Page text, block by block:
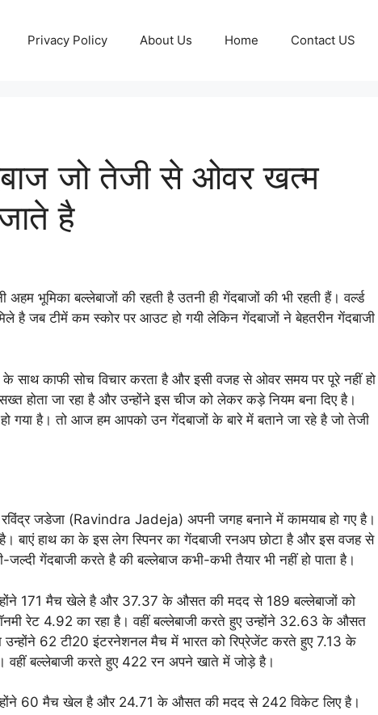
Privacy Policy About Us Home Contact US
जो तेजी से ओवर खत्म
है
भूमिका बल्लेबाजों की रहती है उतनी ही गेंदबाजों की भी रहती हैं। वर्ल्ड
जब टीमें कम स्कोर पर आउट हो गयी लेकिन गेंदबाजों ने बेहतरीन गेंदबाजी
के साथ काफी सोच विचार करता है और इसी वजह से ओवर समय पर पूरे नहीं हो
होता जा रहा है और उन्होंने इस चीज को लेकर कड़े नियम बना दिए है।
गया है। तो आज हम आपको उन गेंदबाजों के बारे में बताने जा रहे है जो तेजी
रविंद्र जडेजा (Ravindra Jadeja) अपनी जगह बनाने में कामयाब हो गए है।
हाथ का के इस लेग स्पिनर का गेंदबाजी रनअप छोटा है और इस वजह से
गेंदबाजी करते है की बल्लेबाज कभी-कभी तैयार भी नहीं हो पाता है।
171 मैच खेले है और 37.37 के औसत की मदद से 189 बल्लेबाजों को
रेट 4.92 का रहा है। वहीं बल्लेबाजी करते हुए उन्होंने 32.63 के औसत
62 टी20 इंटरनेशनल मैच में भारत को रिप्रेजेंट करते हुए 7.13 के
बल्लेबाजी करते हुए 422 रन अपने खाते में जोड़े है।
60 मैच खेल है और 24.71 के औसत की मदद से 242 विकेट लिए है।